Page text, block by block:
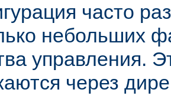
часто
небольших
управления.
через